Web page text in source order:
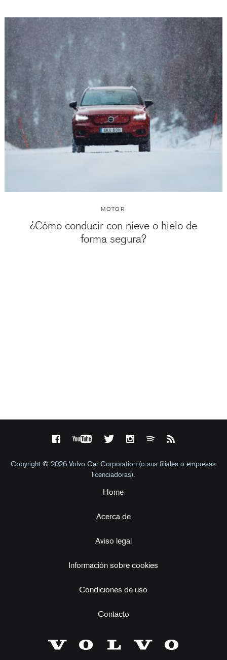
MOTOR
¿Cómo conducir con nieve o hielo de
forma segura?
Copyright © 2026 Volvo Car Corporation (o sus filiales o empresas
licenciadoras).
Home
Acerca de
Aviso legal
Información sobre cookies
Condiciones de uso
Contacto